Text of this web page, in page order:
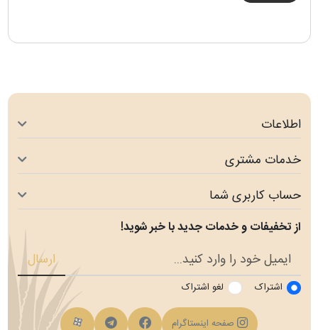
اطلاعات
خدمات مشتری
حساب کاربری شما
از تخفیفات و خدمات جدید با خبر شوید!
ارسال
اشتراک لغو اشتراک
صفحه اینستاگرام فیسبوک کانال تلگرامکانال آپارات